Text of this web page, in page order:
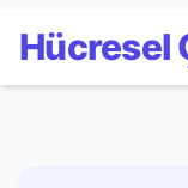
Hücresel